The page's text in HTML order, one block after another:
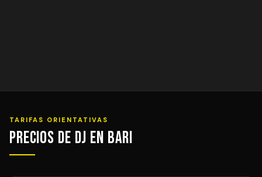
TARIFAS ORIENTATIVAS
Precios de DJ en Bari